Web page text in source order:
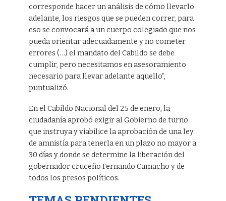
corresponde hacer un análisis de cómo llevarlo
adelante, los riesgos que se pueden correr, para
eso se convocará a un cuerpo colegiado que nos
pueda orientar adecuadamente y no cometer
errores (…) el mandato del Cabildo se debe
cumplir, pero necesitamos en asesoramiento
necesario para llevar adelante aquello”,
puntualizó.
En el Cabildo Nacional del 25 de enero, la
ciudadanía aprobó exigir al Gobierno de turno
que instruya y viabilice la aprobación de una ley
de amnistía para tenerla en un plazo no mayor a
30 días y donde se determine la liberación del
gobernador cruceño Fernando Camacho y de
todos los presos políticos.